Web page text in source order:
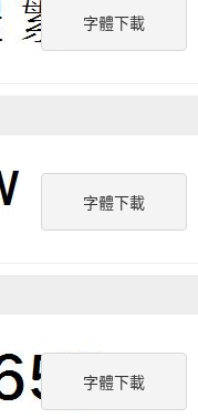
字體下載
字體下載
字體下載